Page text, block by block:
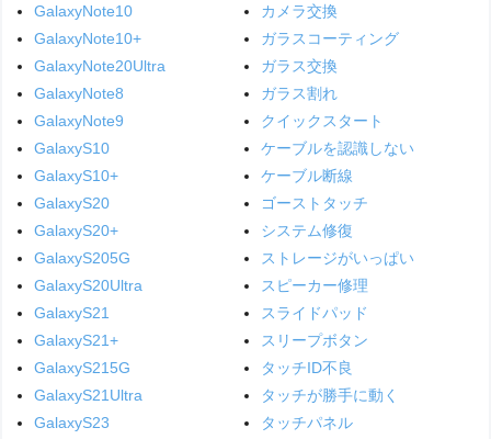
GalaxyNote10
GalaxyNote10+
GalaxyNote20Ultra
GalaxyNote8
GalaxyNote9
GalaxyS10
GalaxyS10+
GalaxyS20
GalaxyS20+
GalaxyS205G
GalaxyS20Ultra
GalaxyS21
GalaxyS21+
GalaxyS215G
GalaxyS21Ultra
GalaxyS23
カメラ交換
ガラスコーティング
ガラス交換
ガラス割れ
クイックスタート
ケーブルを認識しない
ケーブル断線
ゴーストタッチ
システム修復
ストレージがいっぱい
スピーカー修理
スライドパッド
スリープボタン
タッチID不良
タッチが勝手に動く
タッチパネル